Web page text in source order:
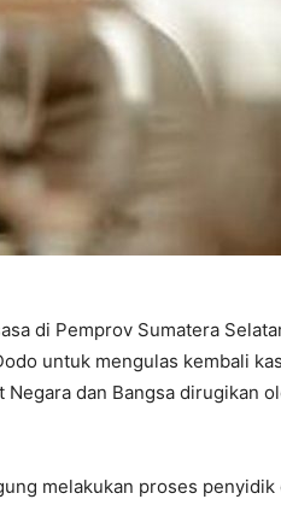
di Pemprov Sumatera
untuk mengulas kembali
dan Bangsa dirugikan
melakukan proses